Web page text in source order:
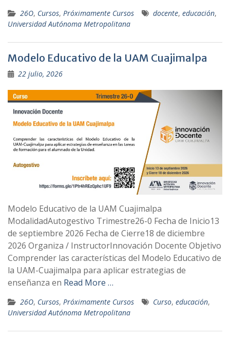
26O, Cursos, Próximamente Cursos docente, educación,
Universidad Autónoma Metropolitana
Modelo Educativo de la UAM Cuajimalpa
22 julio, 2026
Modelo Educativo de la UAM Cuajimalpa
ModalidadAutogestivo Trimestre26-0 Fecha de Inicio13
de septiembre 2026 Fecha de Cierre18 de diciembre
2026 Organiza / InstructorInnovación Docente Objetivo
Comprender las características del Modelo Educativo de
la UAM-Cuajimalpa para aplicar estrategias de
enseñanza en Read More …
26O, Cursos, Próximamente Cursos Curso, educación,
Universidad Autónoma Metropolitana